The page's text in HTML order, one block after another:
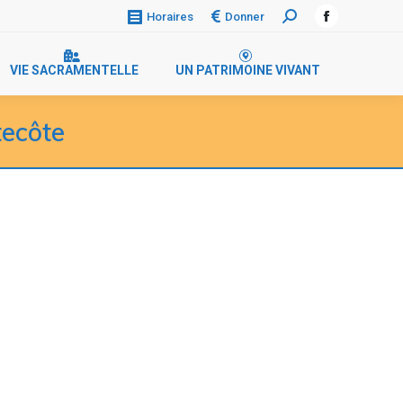
Horaires Donner
VIE SACRAMENTELLE UN PATRIMOINE VIVANT